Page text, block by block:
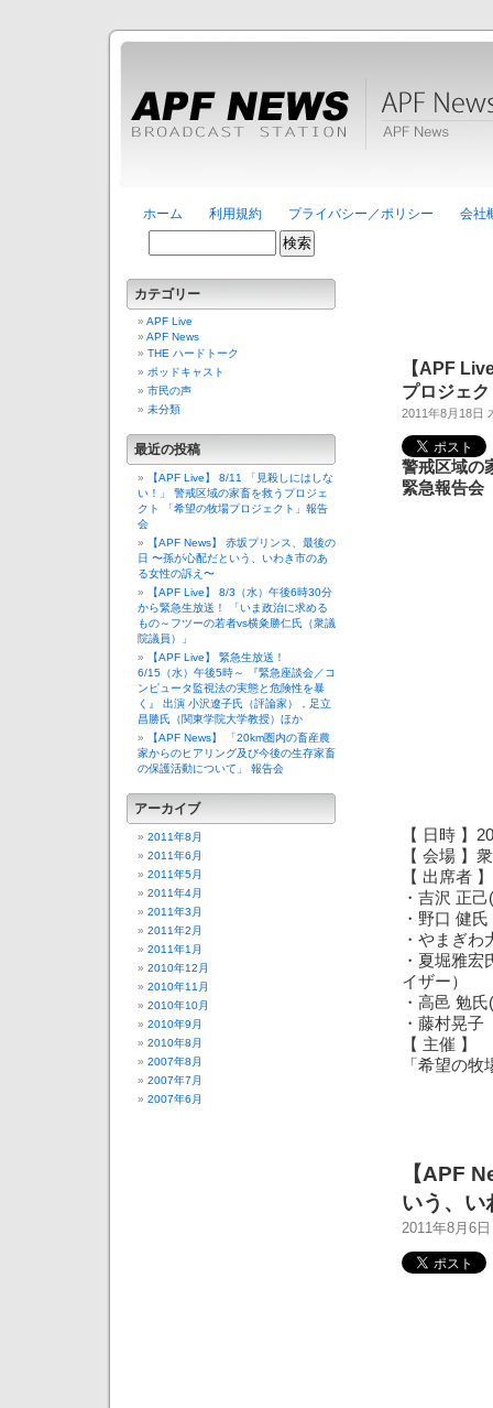
ホーム 利用規約 プライバシー／ポリシー 会社
【APF
プロジェ
2011年8月18日
警戒区域の
緊急報告会
【 日時 】
【 会場 】
【 出席者 】
・吉沢 正
・野口 健
・やまぎ
・夏堀雅
イザー）
・高邑 勉
・藤村晃
【 主催 】
「希望の
【APF
いう、い
2011年8月6
カテゴリー
APF Live
APF News
THE ハードトーク
ポッドキャスト
市民の声
未分類
最近の投稿
【APF Live】 8/11 「見殺しにはしな
い！」 警戒区域の家畜を救うプロジェ
クト 「希望の牧場プロジェクト」報告
会
【APF News】 赤坂プリンス、最後の
日 〜孫が心配だという、いわき市のあ
る女性の訴え〜
【APF Live】 8/3（水）午後6時30分
から緊急生放送！ 「いま政治に求める
もの～フツーの若者vs横粂勝仁氏（衆議
院議員）」
【APF Live】 緊急生放送！
6/15（水）午後5時～ 『緊急座談会／コ
ンピュータ監視法の実態と危険性を暴
く』 出演 小沢遼子氏（評論家），足立
昌勝氏（関東学院大学教授）ほか
【APF News】 「20km圏内の畜産農
家からのヒアリング及び今後の生存家畜
の保護活動について」 報告会
アーカイブ
2011年8月
2011年6月
2011年5月
2011年4月
2011年3月
2011年2月
2011年1月
2010年12月
2010年11月
2010年10月
2010年9月
2010年8月
2007年8月
2007年7月
2007年6月